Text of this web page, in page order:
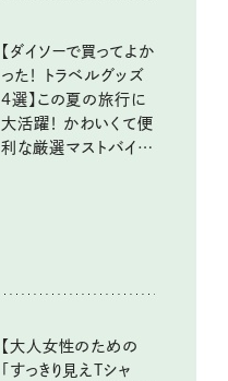
【ダイソーで買ってよか
った！ トラベルグッズ
4選】この夏の旅行に
大活躍！ かわいくて便
利な厳選マストバイア
【大人女性のための
「すっきり見えTシャ